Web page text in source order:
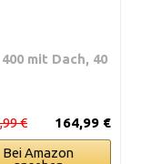
mit Dach, 40
164,99 €
€
Bei Amazon